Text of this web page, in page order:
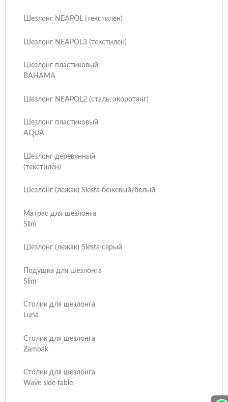
Шезлонг NEAPOL (текстилен)
Шезлонг NEAPOL3 (текстилен)
Шезлонг пластиковый
BAHAMA
Шезлонг NEAPOL2 (сталь, экоротанг)
Шезлонг пластиковый
AQUA
Шезлонг деревянный
(текстилен)
Шезлонг (лежак) Siesta бежевый/белый
Матрас для шезлонга
Slim
Шезлонг (лежак) Siesta серый
Подушка для шезлонга
Slim
Столик для шезлонга
Luna
Столик для шезлонга
Zambak
Столик для шезлонга
Wave side table